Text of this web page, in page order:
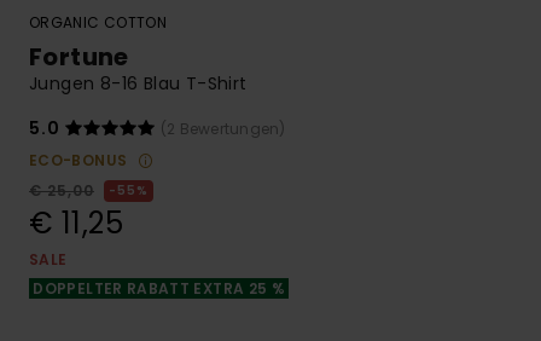
ORGANIC COTTON
Fortune
Jungen 8-16 Blau T-Shirt
5.0
(2 Bewertungen)
ECO-BONUS
€ 25,00
55%
€ 11,25
SALE
DOPPELTER RABATT EXTRA 25 %